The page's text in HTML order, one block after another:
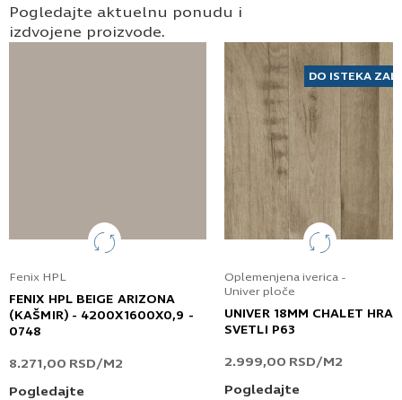
Pogledajte aktuelnu ponudu i
izdvojene proizvode.
Fenix HPL
FENIX HPL BEIGE ARIZONA
(KAŠMIR) - 4200X1600X0,9 -
0748
8.271,00 RSD/M2
Pogledajte
DO ISTEKA
Oplemenjena iverica -
Univer ploče
UNIVER 18MM CHALET
SVETLI P63
2.999,00 RSD/M2
Pogledajte